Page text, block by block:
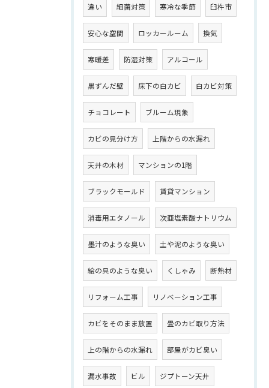
違い 細菌対策 寒冷な季節 臼杵市
安心な空間 ロッカールーム 換気
寒暖差 防湿対策 アルコール
黒ずんだ壁 床下の白カビ 白カビ対策
チョコレート ブルーム現象
カビの見分け方 上階からの水漏れ
天井の木材 マンションの1階
ブラックモールド 賃貸マンション
消毒用エタノール 次亜塩素酸ナトリウム
墨汁のような臭い 土や泥のような臭い
絵の具のような臭い くしゃみ 断熱材
リフォーム工事 リノベーション工事
カビをそのまま放置 畳のカビ取り方法
上の階からの水漏れ 部屋がカビ臭い
漏水事故 ビル ジプトーン天井